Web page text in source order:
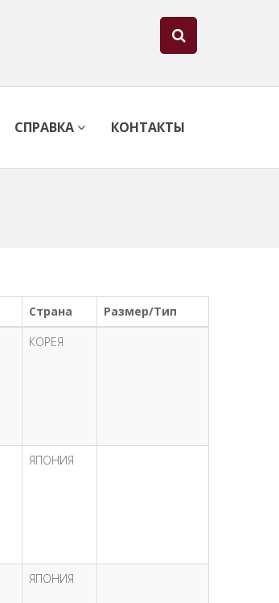
СПРАВКА КОНТАКТЫ
Страна Размер/Тип
КОРЕЯ
ЯПОНИЯ
ЯПОНИЯ